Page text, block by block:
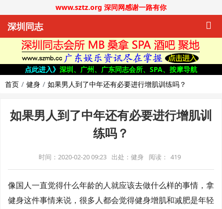
www.sztz.org 深同网感谢一路有你
深圳同志
点此进入》 深圳、广州、广东同志会所、SPA、按摩导航
首页
健身 如果男人到了中年还有必要进行增肌训练吗？
如果男人到了中年还有必要进行增肌训
练吗？
时间：2020-02-20 09:23 出处：健身 阅读： 419
像国人一直觉得什么年龄的人就应该去做什么样的事情，拿
健身这件事情来说，很多人都会觉得健身增肌和减肥是年轻